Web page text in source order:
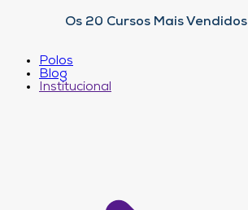
Os 20 Cursos Mais Vendidos
Polos
Blog
Institucional